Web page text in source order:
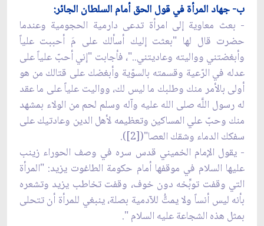
ب- جهاد المرأة في قول الحق أمام السلطان الجائر:
- بعث معاوية إلى امرأة تدعى دارمية الحجومية وعندما
حضرت قال لها "بعثت إليك أسألك على مَ أحببت علياً
وأبغضتني وواليته وعاديتني.."، فأجابت "إني أحبّ علياً على
عدله في الرّعية وقسمته بالسوّية وأبغضك على قتالك من هو
أولى بالأمر منك وطلبك ما ليس لك، وواليت علياً على ما عقد
له رسول اللَّه صلى الله عليه وآله وسلم لحم من الولاء بمشهد
منك وحبّ علي المساكين وتعظيمه لأهل الدين وعادتيك على
سفكك الدماء وشقك العصا"([2]).
- يقول الإمام الخميني قدس سره في وصف الحوراء زينب
عليها السلام في موقفها أمام حكومة الطاغوت يزيد: "المرأة
التي وقفت توبِّخه دون خوف، وقفت تخاطب يزيد وتشعره
بأنه ليس أنساً ولا يمتُّ للآدمية بصلة، ينبغي للمرأة أن تتحلى
بمثل هذه الشجاعة عليه السلام ".